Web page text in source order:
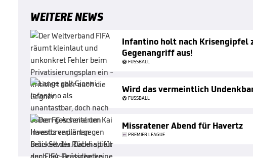
WEITERE NEWS
Infantino holt nach Krisengipfel
Gegenangriff aus!
FUSSBALL
Wird das vermeintlich
FUSSBALL
Missratener Abend für Havertz
PREMIER LEAGUE